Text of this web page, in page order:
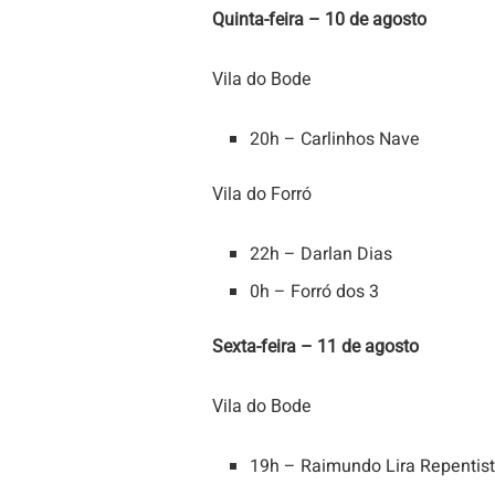
Quinta-feira – 10 de agosto
Vila do Bode
20h – Carlinhos Nave
Vila do Forró
22h – Darlan Dias
0h – Forró dos 3
Sexta-feira – 11 de agosto
Vila do Bode
19h – Raimundo Lira